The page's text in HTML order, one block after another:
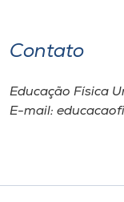
Contato
Educação Física
E-mail: